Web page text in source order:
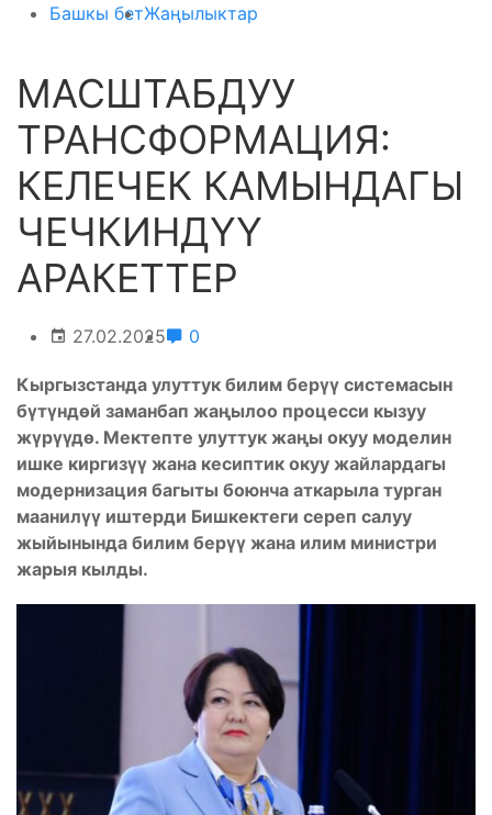
Башкы бетЖаңылыктар
МАСШТАБДУУ
ТРАНСФОРМАЦИЯ:
КЕЛЕЧЕК КАМЫНДАГЫ
ЧЕЧКИНДҮҮ
АРАКЕТТЕР
27.02.2025 0
Кыргызстанда улуттук билим берүү системасын
бүтүндөй заманбап жаңылоо процесси кызуу
жүрүүдө. Мектепте улуттук жаңы окуу моделин
ишке киргизүү жана кесиптик окуу жайлардагы
модернизация багыты боюнча аткарыла турган
маанилүү иштерди Бишкектеги сереп салуу
жыйынында билим берүү жана илим министри
жарыя кылды.